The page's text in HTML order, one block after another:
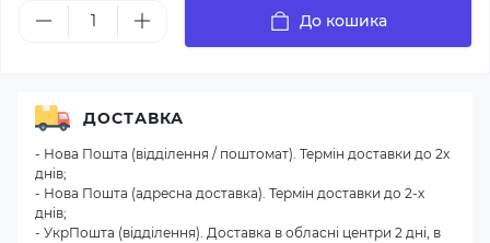
До кошика
ДОСТАВКА
- Нова Пошта (відділення / поштомат). Термін доставки до 2х
днів;
- Нова Пошта (адресна доставка). Термін доставки до 2-х
днів;
- УкрПошта (відділення). Доставка в обласні центри 2 дні, в